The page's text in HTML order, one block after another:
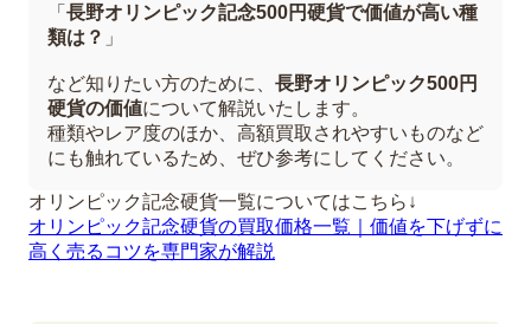
「 長野オリンピック記念500円硬貨で価値が高い種
類は？ 」
など知りたい方のために、 長野オリンピック500円
硬貨の価値について解説いたします。
種類やレア度のほか、高額買取されやすいものなど
にも触れているため、ぜひ参考にしてください。
オリンピック記念硬貨一覧についてはこちら↓
オリンピック記念硬貨の買取価格一覧｜価値を下げずに
高く売るコツを専門家が解説